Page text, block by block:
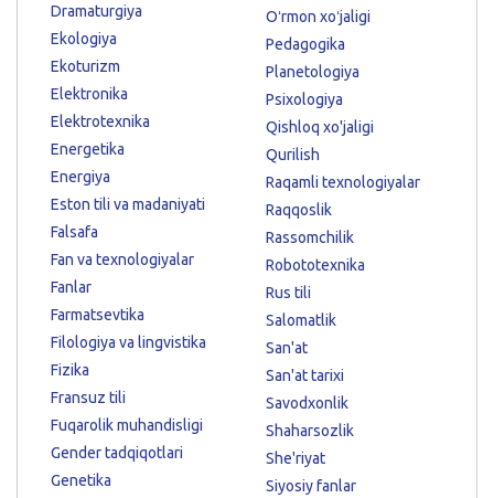
Dramaturgiya
Ekologiya
Ekoturizm
Elektronika
Elektrotexnika
Energetika
Energiya
Eston tili va madaniyati
Falsafa
Fan va texnologiyalar
Fanlar
Farmatsevtika
Filologiya va lingvistika
Fizika
Fransuz tili
Fuqarolik muhandisligi
Gender tadqiqotlari
Genetika
Oʻrmon xoʻjaligi
Pedagogika
Planetologiya
Psixologiya
Qishloq xo'jaligi
Qurilish
Raqamli texnologiyalar
Raqqoslik
Rassomchilik
Robototexnika
Rus tili
Salomatlik
San'at
San'at tarixi
Savodxonlik
Shaharsozlik
She'riyat
Siyosiy fanlar